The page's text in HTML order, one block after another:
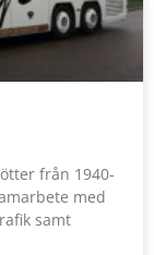
från 1940-
med
samt